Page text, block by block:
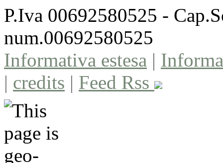
P.Iva 00692580525 -
num.00692580525
Informativa estesa |
| credits | Feed Rss